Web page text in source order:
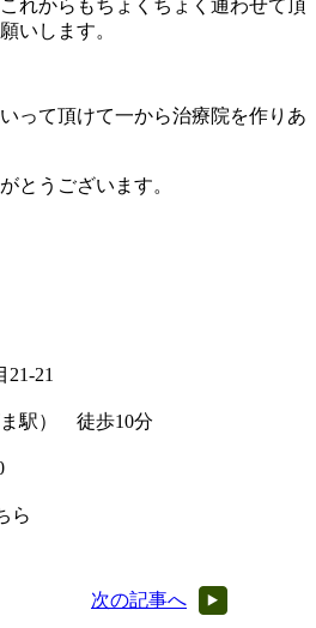
れからもちょくちょく通わせて頂
いします。
って頂けて一から治療院を作りあ
とうございます。
21
駅） 徒歩10分
ら
次の記事へ